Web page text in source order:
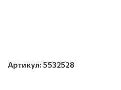
Артикул: 5532528